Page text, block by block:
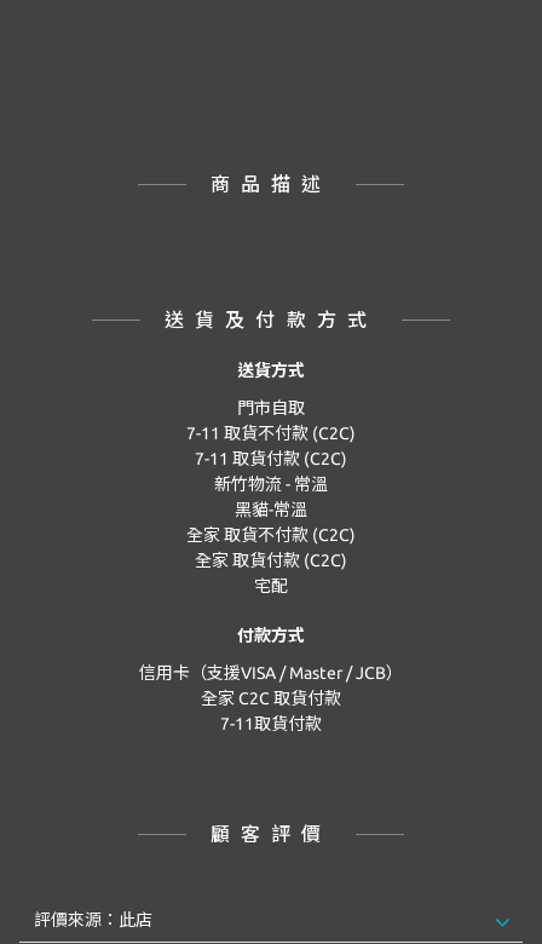
商品描述
送貨及付款方式
送貨方式
門市自取
7-11 取貨不付款 (C2C)
7-11 取貨付款 (C2C)
新竹物流 - 常溫
黑貓-常溫
全家 取貨不付款 (C2C)
全家 取貨付款 (C2C)
宅配
付款方式
信用卡（支援VISA / Master / JCB）
全家 C2C 取貨付款
7-11取貨付款
顧客評價